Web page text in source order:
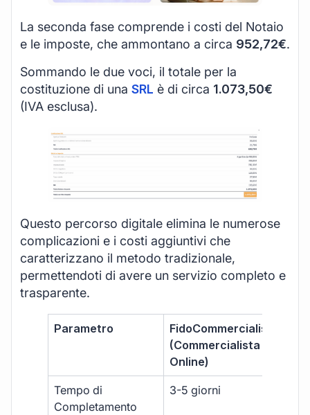
La seconda fase comprende i costi del Notaio
e le imposte, che ammontano a circa 952,72€.
Sommando le due voci, il totale per la
costituzione di una SRL è di circa 1.073,50€
(IVA esclusa).
Questo percorso digitale elimina le numerose
complicazioni e i costi aggiuntivi che
caratterizzano il metodo tradizionale,
permettendoti di avere un servizio completo e
trasparente.
Parametro
FidoCommercialista
(Commercialista
Online)
Tempo di
Completamento
3-5 giorni